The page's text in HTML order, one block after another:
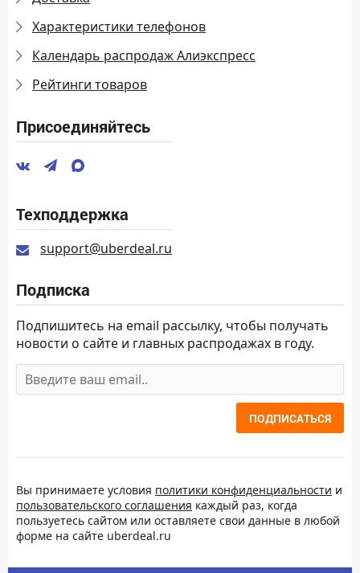
Характеристики телефонов
Календарь распродаж Алиэкспресс
Рейтинги товаров
Присоединяйтесь
Техподдержка
support@uberdeal.ru
Подписка
Подпишитесь на email рассылку, чтобы получать
новости о сайте и главных распродажах в году.
ПОДПИСАТЬСЯ
Вы принимаете условия политики конфиденциальности и
пользовательского соглашения каждый раз, когда
пользуетесь сайтом или оставляете свои данные в любой
форме на сайте uberdeal.ru